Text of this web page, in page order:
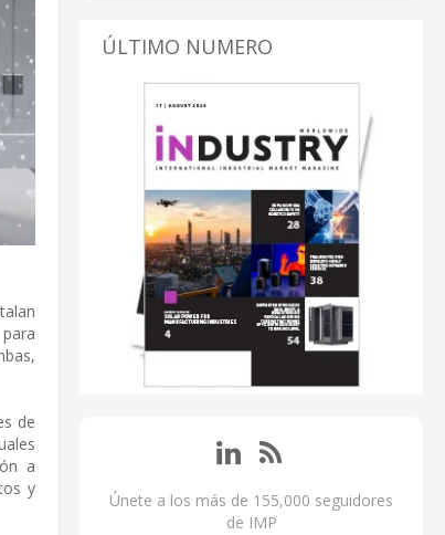
de
a
y
ÚLTIMO NUMERO
Únete a los más de 155,000 seguidores
de IMP